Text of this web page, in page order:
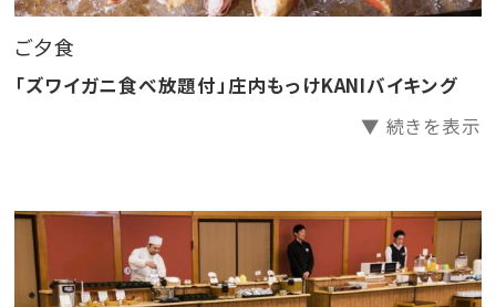
ー、鳥唐揚げ、ナポリタンなど）
※季節や仕入れ状況により一部変更になる場合がござ
※夕食は18：00～20：30会場終了となります。
【 ご 朝 食 】
～あさまの田舎バイキング～
・山形名物芋煮 ・山形のだし ・冷や汁 ・あおさ納
ご夕食
「ズワイガニ食べ放題付」庄内もっけKANIバイキング
▼ 続きを表示